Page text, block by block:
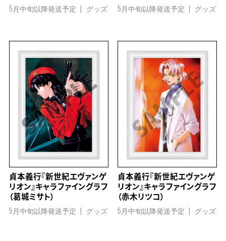
5月中旬以降発送予定 グッズ 5月中旬以降発送予定 グッズ
貞本義行『新世紀エヴァンゲ
リオン』キャラファイングラフ
（葛城ミサト）
5月中旬以降発送予定 グッズ
貞本義行『新世紀エヴァンゲ
リオン』キャラファイングラフ
（赤木リツコ）
5月中旬以降発送予定 グッズ